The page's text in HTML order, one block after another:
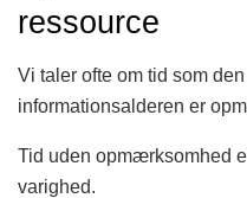
ressource
Vi taler ofte om tid som
informationsalderen er
Tid uden opmærksomhed
varighed.